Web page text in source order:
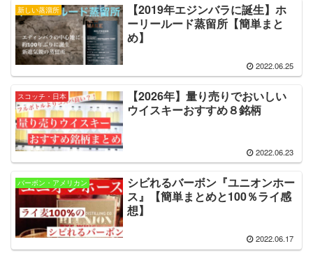
新しい蒸溜所
【2019年エジンバラに誕生】ホ
ーリールード蒸留所【簡単まと
め】
2022.06.25
スコッチ・日本
【2026年】量り売りでおいしい
ウイスキーおすすめ８銘柄
2022.06.23
バーボン・アメリカン
シビれるバーボン『ユニオンホー
ス』【簡単まとめと100％ライ感
想】
2022.06.17